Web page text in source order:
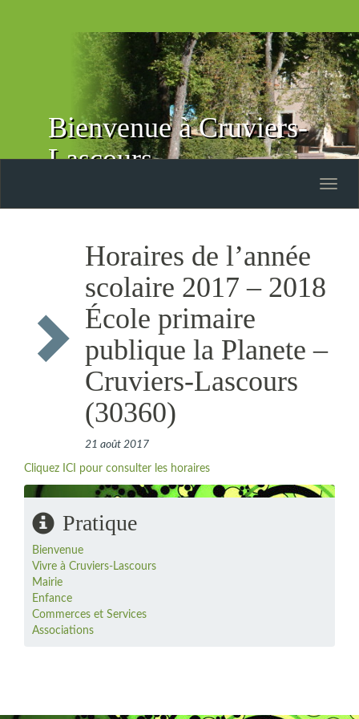
Bienvenue à Cruviers-
Lascours
Toggle
Horaires de l’année
scolaire 2017 – 2018
École primaire
publique la Planete –
Cruviers-Lascours
(30360)
21 août 2017
Cliquez ICI pour consulter les horaires
Pratique
Bienvenue
Vivre à Cruviers-Lascours
Mairie
Enfance
Commerces et Services
Associations